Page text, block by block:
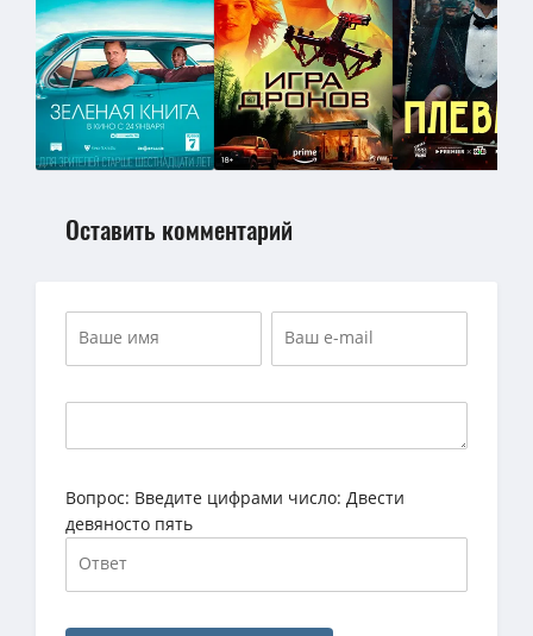
Оставить комментарий
Вопрос: Введите цифрами число: Двести
девяносто пять